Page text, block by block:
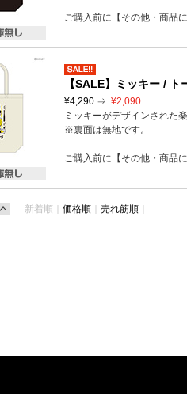
ご購入前に【その他・商品
【SALE】ミッキー / ト
¥4,290 ⇒ ¥2,090
ミッキーがデザインされた
※裏面は無地です。
ご購入前に【その他・商品
新着順｜ 価格順 ｜ 売れ筋順 ｜